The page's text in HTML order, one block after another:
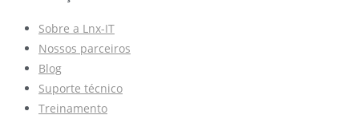
Sobre a Lnx-IT
Nossos parceiros
Blog
Suporte técnico
Treinamento